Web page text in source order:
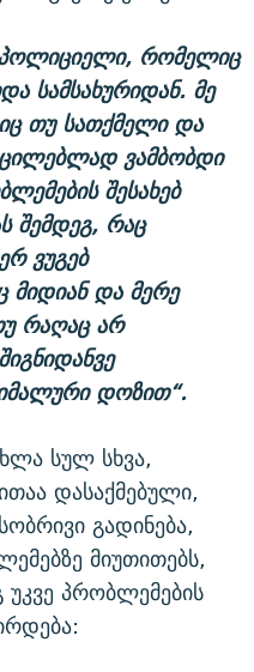
პოლიციელი, რომელიც
სამსახურიდან. მე
თუ სათქმელი და
ვამბობდი
შესახებ
შემდეგ, რაც
ვუგებ
და მერე
რაღაც არ
დოზით“.
სულ სხვა,
დასაქმებული,
გადინება,
მიუთითებს,
პრობლემების